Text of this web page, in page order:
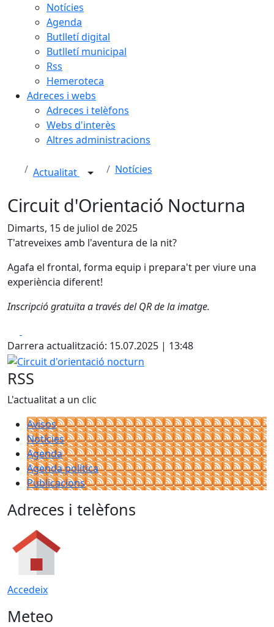
Notícies
Agenda
Butlletí digital
Butlletí municipal
Rss
Hemeroteca
Adreces i webs
Adreces i telèfons
Webs d'interès
Altres administracions
Actualitat Notícies
Circuit d'Orientació Nocturna
Dimarts, 15 de juliol de 2025
T'atreveixes amb l'aventura de la nit?
Agafa el frontal, forma equip i prepara't per viure una
experiència diferent!
Inscripció gratuïta a través del QR de la imatge.
Darrera actualització: 15.07.2025 | 13:48
Circuit d'orientació nocturn
RSS
L'actualitat a un clic
Avisos
Notícies
Agenda
Agenda política
Publicacions
Adreces i telèfons
Accedeix
Meteo